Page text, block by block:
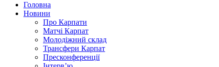
Головна
Новини
Про Карпати
Матчі Карпат
Молодіжний склад
Трансфери Карпат
Пресконференції